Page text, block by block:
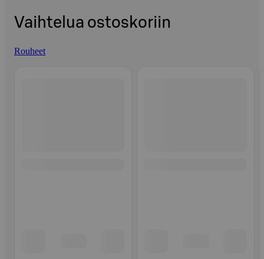
Vaihtelua ostoskoriin
Rouheet